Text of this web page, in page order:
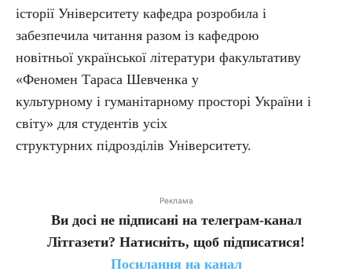
історії Університету кафедра розробила і
забезпечила читання разом із кафедрою
новітньої української літератури факультативу
«Феномен Тараса Шевченка у
культурному і гуманітарному просторі України і
світу» для студентів усіх
структурних підрозділів Університету.
Реклама
Ви досі не підписані на телеграм-канал
Літгазети? Натисніть, щоб підписатися!
Посилання на канал